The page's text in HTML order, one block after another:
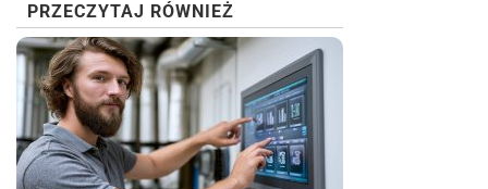
PRZECZYTAJ RÓWNIEŻ